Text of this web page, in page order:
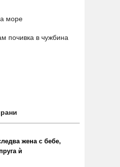
море
почивка в чужбина
жена с бебе,
ѝ